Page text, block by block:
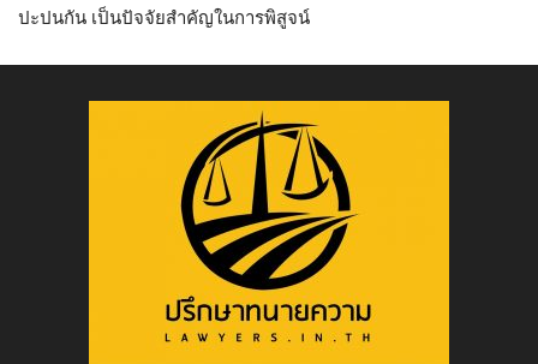
ปะปนกัน เป็นปัจจัยสำคัญในการพิสูจน์